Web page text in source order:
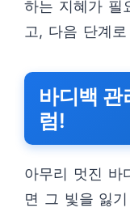
하는 지혜가 필
고, 다음 단계
바디백 관
럼!
아무리 멋진 바
면 그 빛을 잃